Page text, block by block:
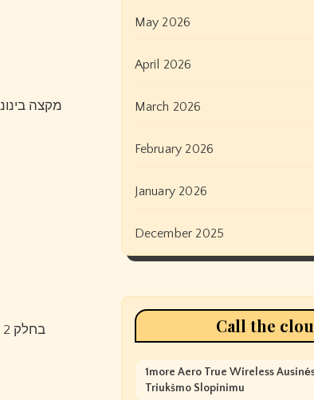
בחלק 2 של מאמר זה אדון בחוסר איזון השרירים המסוים של שחקן גולף רגיל ובאסטרטגיות המתקנות שיעזרו להם
May 2026
April 2026
March 2026
February 2026
January 2026
December 2025
Call the
1more Aero True Wireless
Triukšmo Slopinimu